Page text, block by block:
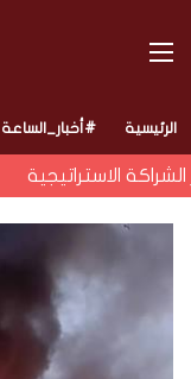
القائمة
الرئيسية #أخبار_الساعة
الاستراتيجية